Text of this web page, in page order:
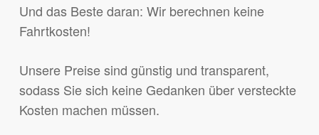
Und das Beste daran: Wir berechnen keine
Fahrtkosten!
Unsere Preise sind günstig und transparent,
sodass Sie sich keine Gedanken über versteckte
Kosten machen müssen.